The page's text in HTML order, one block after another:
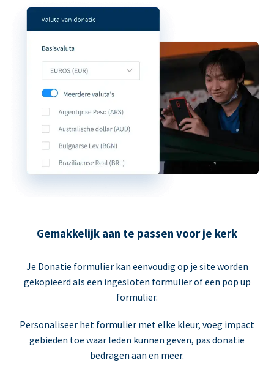
Gemakkelijk aan te passen voor je kerk
Je Donatie formulier kan eenvoudig op je site worden
gekopieerd als een ingesloten formulier of een pop up
formulier.
Personaliseer het formulier met elke kleur, voeg impact
gebieden toe waar leden kunnen geven, pas donatie
bedragen aan en meer.